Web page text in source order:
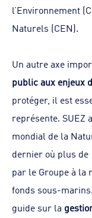
l’Environnement
Naturels (CEN).
Un autre axe
public aux enjeux
protéger, il est
représente. SUEZ
mondial de la
dernier où plus de
par le Groupe à la
fonds sous-
guide sur la